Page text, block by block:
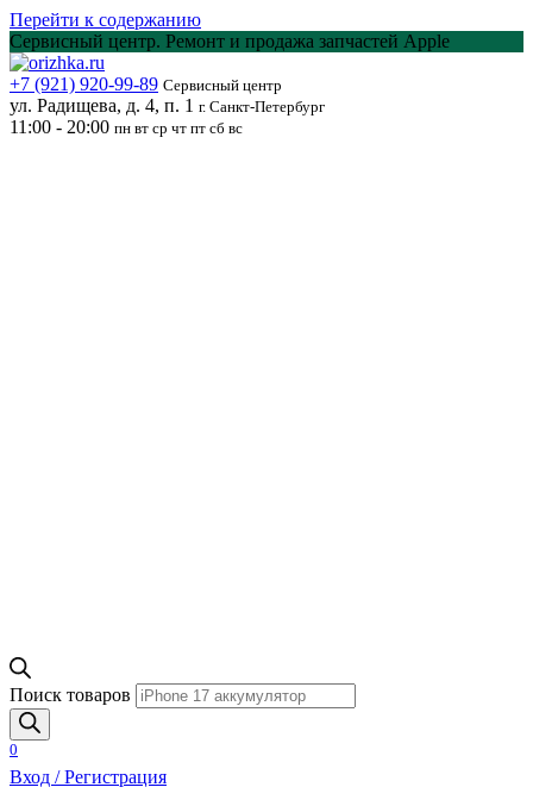
Перейти к содержанию
Сервисный центр. Ремонт и продажа запчастей Apple
+7 (921) 920-99-89 Сервисный центр
ул. Радищева, д. 4, п. 1 г. Санкт-Петербург
11:00 - 20:00 пн вт ср чт пт сб вс
Поиск товаров
0
Вход / Регистрация